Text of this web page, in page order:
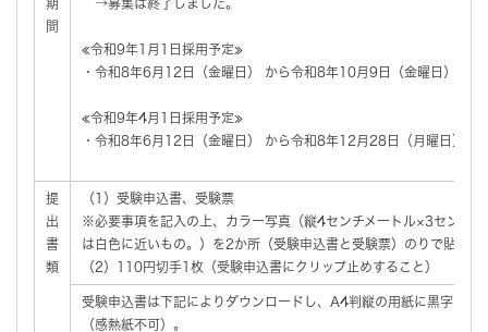
期
間
→募集は終了しました。
≪令和9年1月1日採用予定≫
・令和8年6月12日（金曜日） から令和8年10月9日（金曜日）
≪令和9年4月1日採用予定≫
・令和8年6月12日（金曜日） から令和8年12月28日（月曜日）
提
出
書
類
（1）受験申込書、受験票
※必要事項を記入の上、カラー写真（縦4センチメートル×3センチメ
は白色に近いもの。）を2か所（受験申込書と受験票）のりで貼って
（2）110円切手1枚（受験申込書にクリップ止めすること）
受験申込書は下記によりダウンロードし、A4判縦の用紙に黒字で両
（感熱紙不可）。